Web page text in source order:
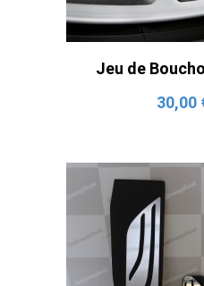
Jeu de
30,00